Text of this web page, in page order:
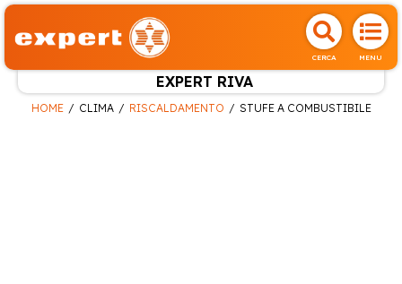
CERCA MENU
EXPERT RIVA
HOME CLIMA RISCALDAMENTO STUFE A COMBUSTIBILE